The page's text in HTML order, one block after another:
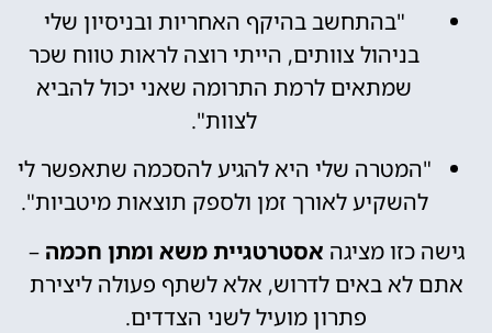
"בהתחשב בהיקף האחריות ובניסיון שלי
בניהול צוותים, הייתי רוצה לראות טווח שכר
שמתאים לרמת התרומה שאני יכול להביא
לצוות".
"המטרה שלי היא להגיע להסכמה שתאפשר לי
להשקיע לאורך זמן ולספק תוצאות מיטביות".
גישה כזו מציגה אסטרטגיית משא ומתן חכמה –
אתם לא באים לדרוש, אלא לשתף פעולה ליצירת
פתרון מועיל לשני הצדדים.